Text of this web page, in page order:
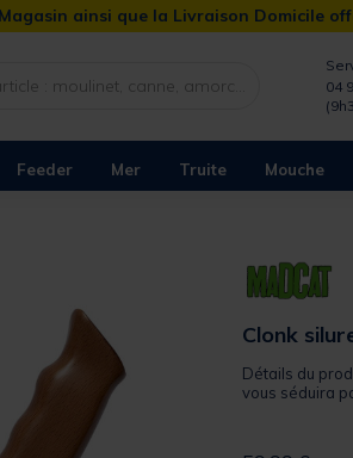
ainsi que la Livraison Domicile
04
Feeder Mer Truite Mouche
Clonk
Détails du
vous séduira